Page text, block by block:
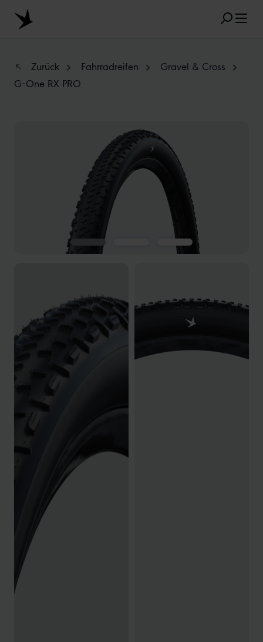
Zum Hauptinhalt springen
TUBELESS
RECYCLING
UNPLATTBAR
GRÖSSENBEZEICHNUNG
AEROTHAN
Zurück Fahrradreifen
Gravel & Cross
G-One RX PRO